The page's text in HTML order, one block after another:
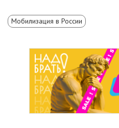
Мобилизация в России